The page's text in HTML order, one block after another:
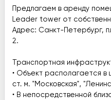
Предлагаем в аренду
Leader tower от
Адрес: Санкт-Петербург,
2.
Транспортная
• Объект располагается в
ст. м. "Московская",
• В непосредственной